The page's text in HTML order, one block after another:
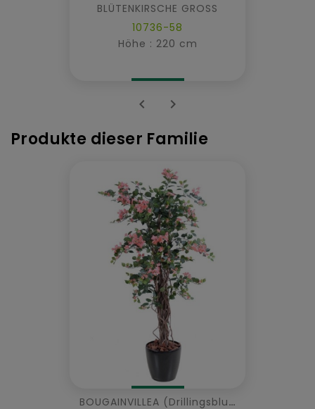
BLÜTENKIRSCHE GROSS
10736-58
Höhe : 220 cm
 
Produkte dieser Familie
BOUGAINVILLEA (Drillingsblume) NEW LIANES